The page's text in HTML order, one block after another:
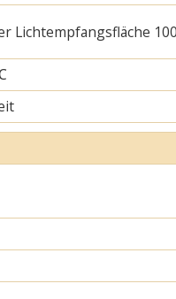
Lichtempfangsfläche